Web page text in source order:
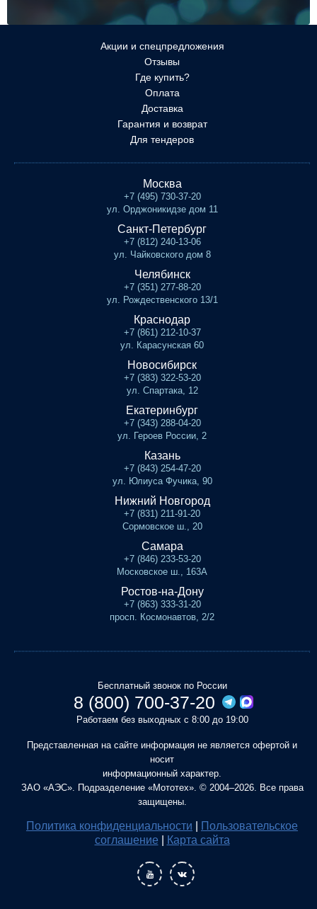
Акции и спецпредложения
Отзывы
Где купить?
Оплата
Доставка
Гарантия и возврат
Для тендеров
Москва
+7 (495) 730-37-20
ул. Орджоникидзе дом 11
Санкт-Петербург
+7 (812) 240-13-06
ул. Чайковского дом 8
Челябинск
+7 (351) 277-88-20
ул. Рождественского 13/1
Краснодар
+7 (861) 212-10-37
ул. Карасунская 60
Новосибирск
+7 (383) 322-53-20
ул. Спартака, 12
Екатеринбург
+7 (343) 288-04-20
ул. Героев России, 2
Казань
+7 (843) 254-47-20
ул. Юлиуса Фучика, 90
Нижний Новгород
+7 (831) 211-91-20
Сормовское ш., 20
Самара
+7 (846) 233-53-20
Московское ш., 163А
Ростов-на-Дону
+7 (863) 333-31-20
просп. Космонавтов, 2/2
Бесплатный звонок по России
8 (800) 700-37-20
Работаем без выходных с 8:00 до 19:00
Представленная на сайте информация не является офертой и
носит
информационный характер.
ЗАО «АЭС». Подразделение «Мототех». © 2004–2026. Все права
защищены.
Политика конфиденциальности
Пользовательское
соглашение
Карта сайта